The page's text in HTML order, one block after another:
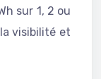
sur 1, 2 ou
visibilité et